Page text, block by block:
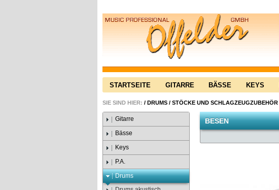
STARTSEITE GITARRE BÄSSE KEYS
SIE SIND HIER: / DRUMS / STÖCKE UND SCHLAGZEUGZUBEHÖR
Gitarre
Bässe
Keys
P.A.
Drums
BESEN